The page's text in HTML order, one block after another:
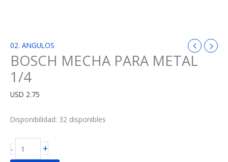
02. ANGULOS
BOSCH MECHA PARA METAL
1/4
USD 2.75
Disponibilidad: 32 disponibles
- +